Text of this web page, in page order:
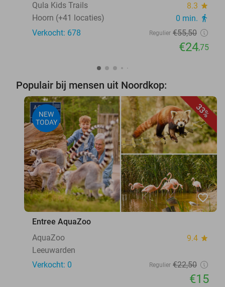
Qula Kids Trails
8.3 star
Hoorn (+41 locaties) 0 min. directions_walk
Verkocht: 678 Regulier €55,50
€24,75
Populair bij mensen uit Noordkop:
33%
NEW
TODAY
favorite_border
Entree AquaZoo
AquaZoo
9.4 star
Leeuwarden
Verkocht: 0
Regulier €22,50
€15